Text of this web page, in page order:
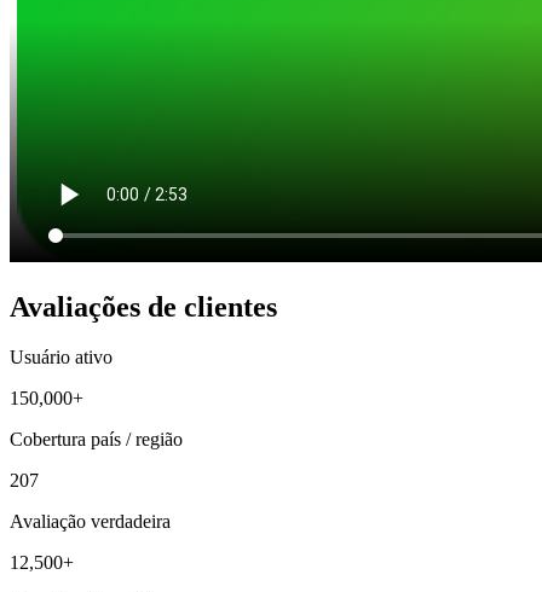
Avaliações de clientes
Usuário ativo
150,000+
Cobertura país / região
207
Avaliação verdadeira
12,500+